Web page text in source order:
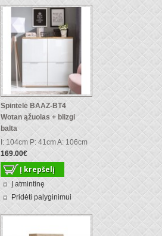
Spintelė BAAZ-BT4
Wotan ąžuolas + blizgi
balta
I: 104cm P: 41cm A: 106cm
169.00€
Į atmintinę
Pridėti palyginimui